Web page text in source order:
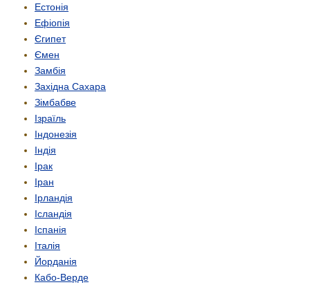
Естонія
Ефіопія
Єгипет
Ємен
Замбія
Західна Сахара
Зімбабве
Ізраїль
Індонезія
Індія
Ірак
Іран
Ірландія
Ісландія
Іспанія
Італія
Йорданія
Кабо-Верде